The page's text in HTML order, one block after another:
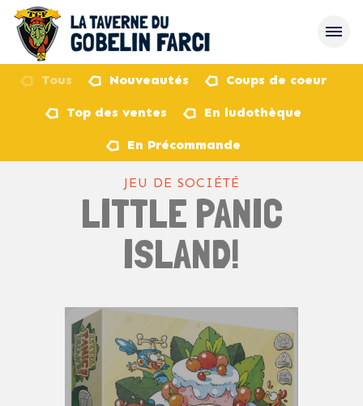
Tous Nouveautés Coups de coeur
Top des ventes En ludothèque
En Précommande
JEU DE SOCIÉTÉ
LITTLE PANIC
ISLAND!